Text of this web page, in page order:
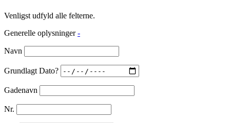
Venligst udfyld alle felterne.
Generelle oplysninger -
Navn
Grundlagt Dato?
Gadenavn
Nr.